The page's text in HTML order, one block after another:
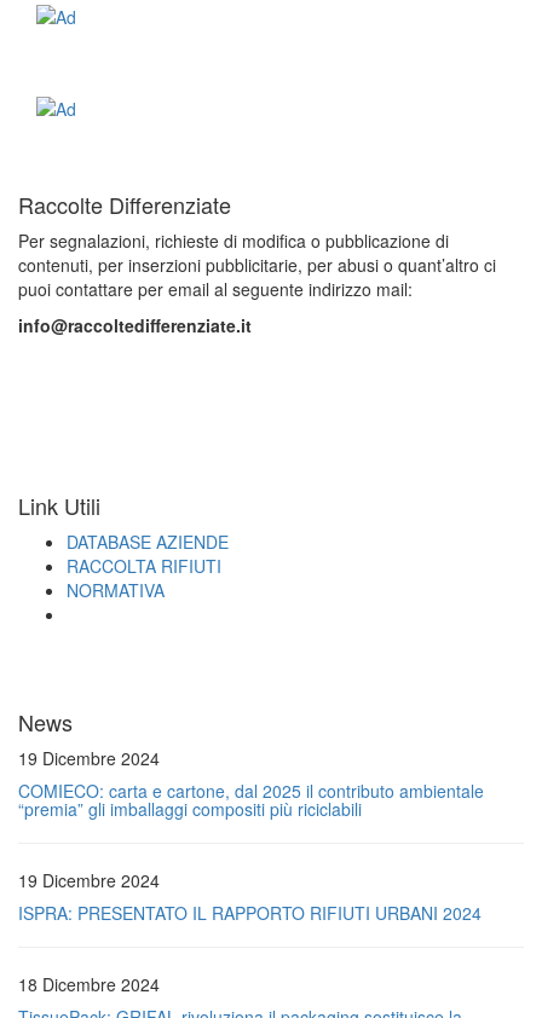
Raccolte Differenziate
Per segnalazioni, richieste di modifica o pubblicazione di
contenuti, per inserzioni pubblicitarie, per abusi o quant’altro ci
puoi contattare per email al seguente indirizzo mail:
info@raccoltedifferenziate.it
Link Utili
DATABASE AZIENDE
RACCOLTA RIFIUTI
NORMATIVA
News
19 Dicembre 2024
COMIECO: carta e cartone, dal 2025 il contributo ambientale
“premia” gli imballaggi compositi più riciclabili
19 Dicembre 2024
ISPRA: PRESENTATO IL RAPPORTO RIFIUTI URBANI 2024
18 Dicembre 2024